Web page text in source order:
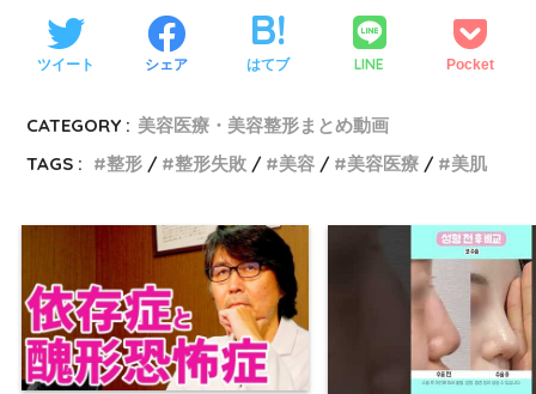
ツイート シェア はてブ LINE Pocket
CATEGORY : 美容医療・美容整形まとめ動画
TAGS :
整形 整形失敗 美容 美容医療 美肌